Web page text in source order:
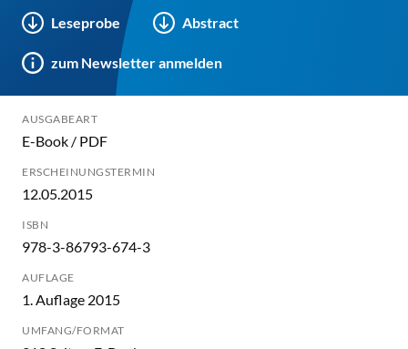
Leseprobe Abstract
zum Newsletter anmelden
AUSGABEART
E-Book / PDF
ERSCHEINUNGSTERMIN
12.05.2015
ISBN
978-3-86793-674-3
AUFLAGE
1. Auflage 2015
UMFANG/FORMAT